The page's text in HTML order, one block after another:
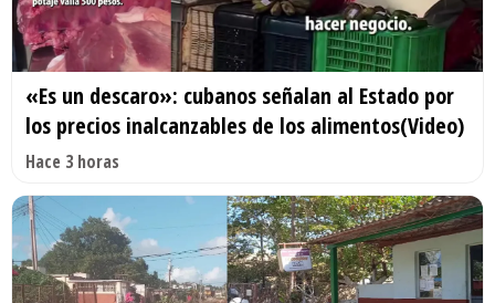
«Es un descaro»: cubanos señalan al Estado por
los precios inalcanzables de los alimentos(Video)
Hace 3 horas